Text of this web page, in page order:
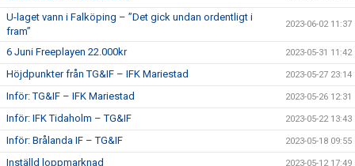
U-laget vann i Falköping – ”Det gick undan ordentligt i
fram”
2023-06-02 11:37
6 Juni Freeplayen 22.000kr 2023-05-31 11:42
Höjdpunkter från TG&IF – IFK Mariestad 2023-05-27 23:14
Inför: TG&IF – IFK Mariestad 2023-05-26 12:31
Inför: IFK Tidaholm – TG&IF 2023-05-22 13:43
Inför: Brålanda IF – TG&IF 2023-05-18 09:55
Inställd loppmarknad 2023-05-12 17:49